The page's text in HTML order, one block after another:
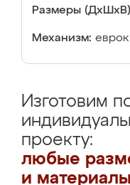
Размеры
Механизм:
Изготовим
проекту:
любые
и материалы